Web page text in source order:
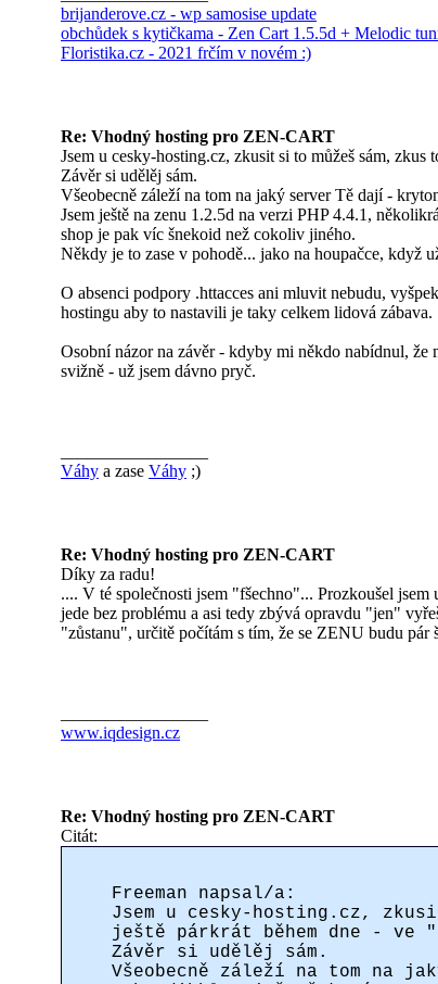
brijanderove.cz - wp samosise update
obchůdek s kytičkama - Zen Cart 1.5.5d + Melodic
Floristika.cz - 2021 frčím v novém :)
Re: Vhodný hosting pro ZEN-CART
Jsem u cesky-hosting.cz, zkusit si to můžeš sám,
Závěr si udělěj sám.
Všeobecně záleží na tom na jaký server Tě dají -
Jsem ještě na zenu 1.2.5d na verzi PHP 4.4.1,
shop je pak víc šnekoid než cokoliv jiného.
Někdy je to zase v pohodě... jako na houpačce, když
O absenci podpory .httacces ani mluvit nebudu,
hostingu aby to nastavili je taky celkem lidová zábava.
Osobní názor na závěr - kdyby mi někdo nabídnul, že
svižně - už jsem dávno pryč.
Váhy a zase Váhy ;)
Re: Vhodný hosting pro ZEN-CART
Díky za radu!
.... V té společnosti jsem "fšechno"... Prozkoušel jsem
jede bez problému a asi tedy zbývá opravdu "jen"
"zůstanu", určitě počítám s tím, že se ZENU budu pár
www.iqdesign.cz
Re: Vhodný hosting pro ZEN-CART
Citát:
Freeman napsal/a:
Jsem u cesky-hosting.cz,
ještě párkrát během dne - ve
Závěr si udělěj sám.
Všeobecně záleží na tom na